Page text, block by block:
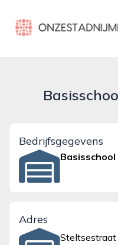
onzestadnijmegen.nl
Bedrijfsgegevens
Adres